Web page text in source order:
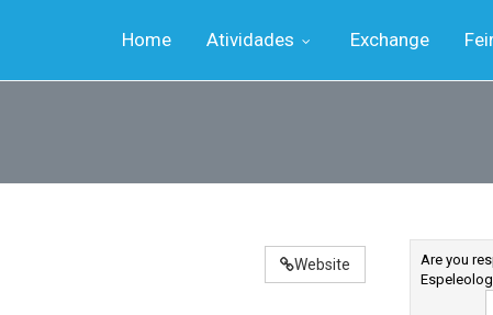
Home Atividades Exchange
Website
Are you